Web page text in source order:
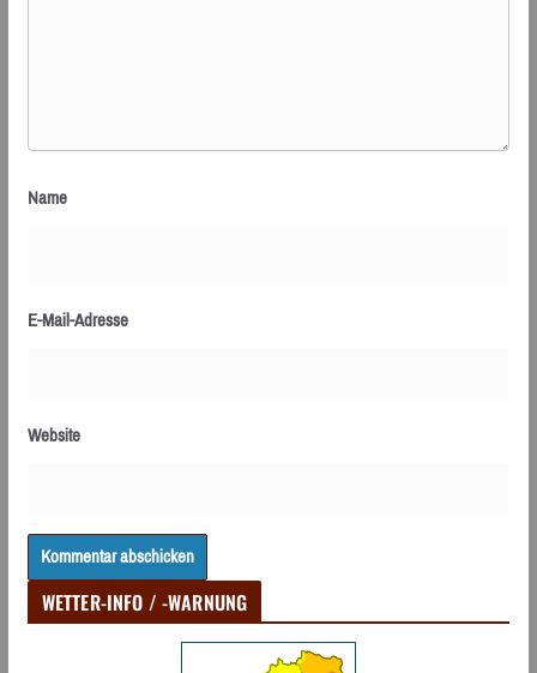
Name
E-Mail-Adresse
Website
WETTER-INFO / -WARNUNG